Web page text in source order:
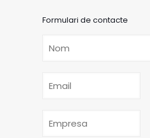
Formulari de contacte